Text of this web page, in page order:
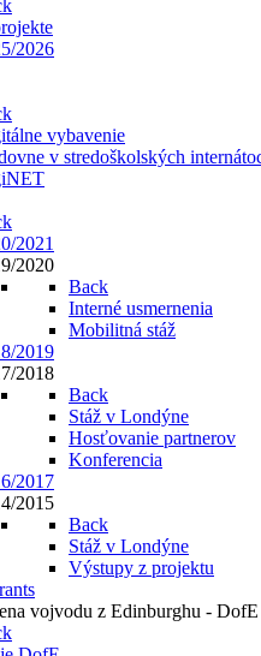
2026
vybavenie
v stredoškolských
2021
2020
Back
Interné usmernenia
Mobilitná stáž
2019
2018
Back
Stáž v Londýne
Hosťovanie partnerov
Konferencia
2017
2015
Back
Stáž v Londýne
Výstupy z projektu
vojvodu z Edinburghu - DofE